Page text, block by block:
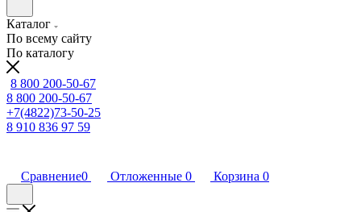
Каталог
По всему сайту
По каталогу
8 800 200-50-67
8 800 200-50-67
+7(4822)73-50-25
8 910 836 97 59
Сравнение0 Отложенные 0 Корзина 0